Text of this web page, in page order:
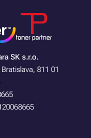
SK s.r.o.
811 01